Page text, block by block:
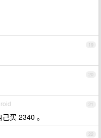
19
20
21
买 2340 。
22